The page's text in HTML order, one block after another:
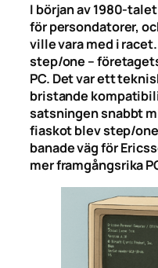
I början av 1980-
för persondatorer,
ville vara med i
step/one –
PC. Det var ett
bristande
satsningen snabbt
fiaskot blev step/
banade väg för
mer framgångsrika